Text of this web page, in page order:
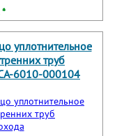
уплотнительное
труб
6010-000104